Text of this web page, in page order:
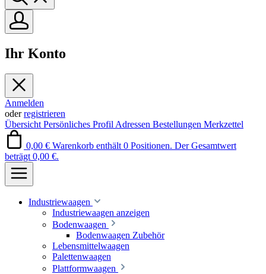
Ihr Konto
Anmelden
oderregistrieren
Übersicht Persönliches Profil Adressen Bestellungen Merkzettel
0,00 € Warenkorb enthält 0 Positionen. Der Gesamtwert
beträgt 0,00 €.
Industriewaagen
Industriewaagen anzeigen
Bodenwaagen
Bodenwaagen Zubehör
Lebensmittelwaagen
Palettenwaagen
Plattformwaagen